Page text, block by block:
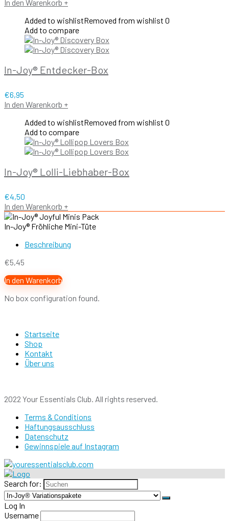
In den Warenkorb +
Added to wishlistRemoved from wishlist 0
Add to compare
In-Joy® Entdecker-Box
€6,95
In den Warenkorb +
Added to wishlistRemoved from wishlist 0
Add to compare
In-Joy® Lolli-Liebhaber-Box
€4,50
In den Warenkorb +
In-Joy® Fröhliche Mini-Tüte
Beschreibung
€5,45
In den Warenkorb
No box configuration found.
Startseite
Shop
Kontakt
Über uns
2022 Your Essentials Club. All rights reserved.
Terms & Conditions
Haftungsausschluss
Datenschutz
Gewinnspiele auf Instagram
Search for:
Log In
Username